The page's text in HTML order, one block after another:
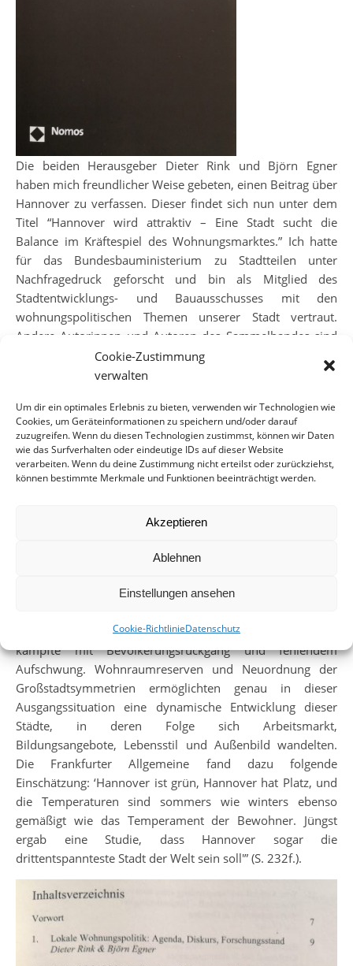
Cookie-Zustimmung
verwalten
Um dir ein optimales Erlebnis zu bieten, verwenden wir Technologien wie
Cookies, um Geräteinformationen zu speichern und/oder darauf
zuzugreifen. Wenn du diesen Technologien zustimmst, können wir Daten
wie das Surfverhalten oder eindeutige IDs auf dieser Website
verarbeiten. Wenn du deine Zustimmung nicht erteilst oder zurückziehst,
können bestimmte Merkmale und Funktionen beeinträchtigt werden.
Akzeptieren
Ablehnen
Einstellungen ansehen
Cookie-RichtlinieDatenschutz
Die beiden Herausgeber Dieter Rink und Björn Egner
haben mich freundlicher Weise gebeten, einen Beitrag über
Hannover zu verfassen. Dieser findet sich nun unter dem
Titel “Hannover wird attraktiv – Eine Stadt sucht die
Balance im Kräftespiel des Wohnungsmarktes.” Ich hatte
für das Bundesbauministerium zu Stadtteilen unter
Nachfragedruck geforscht und bin als Mitglied des
Stadtentwicklungs- und Bauausschusses mit den
wohnungspolitischen Themen unserer Stadt vertraut.
Andere Autorinnen und Autoren des Sammelbandes sind
u.a. Andrej Holm zu Berlin, Katja Bürmann zu Stuttgart und
Michael Mießner zu Göttingen.
Eine Leseprobe aus meinem Beitrag:
“Parallel zu der Bevölkerungsentwicklung veränderte sich
das Selbstbild Hannovers. Bereits mit der Weltausstellung
2000 entwickelten sich zentrale Orte der Stadt und ein
neuer Stadtteil zeigte Möglichkeiten der Stadtentwicklung
Nachkriegsbrachen und Innenstadtflächen. Vor allem aber
auch die Besonderheit der Großstädte der zweiten Reihe,
Erwartungshaltung war zu Beginn der ersten Dekade des
Abwanderung und Bauskandale zu verarbeiten, Hannover
kämpfte mit Bevölkerungsrückgang und fehlendem
Aufschwung. Wohnraumreserven und Neuordnung der
Großstadtsymmetrien ermöglichten genau in dieser
Ausgangssituation eine dynamische Entwicklung dieser
Städte, in deren Folge sich Arbeitsmarkt,
Bildungsangebote, Lebensstil und Außenbild wandelten.
Die Frankfurter Allgemeine fand dazu folgende
Einschätzung: ‘Hannover ist grün, Hannover hat Platz, und
die Temperaturen sind sommers wie winters ebenso
gemäßigt wie das Temperament der Bewohner. Jüngst
ergab eine Studie, dass Hannover sogar die
drittentspannteste Stadt der Welt sein soll'” (S. 232f.).